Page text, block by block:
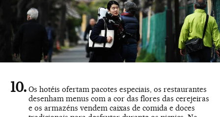
Os hotéis ofertam pacotes especiais, os restaurantes
desenham menus com a cor das flores das cerejeiras
e os armazéns vendem caixas de comida e doces